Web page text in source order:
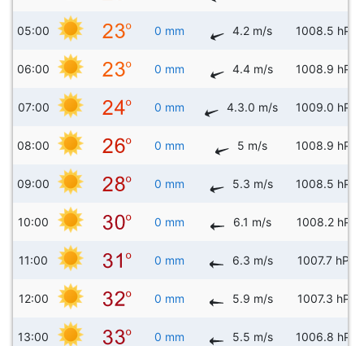
05:00 0 mm 4.2 m/s 1008.5 hPa
06:00 0 mm 4.4 m/s 1008.9 hPa
07:00 0 mm 4.3.0 m/s 1009.0 hPa
08:00 0 mm 5 m/s 1008.9 hPa
09:00 0 mm 5.3 m/s 1008.5 hPa
10:00 0 mm 6.1 m/s 1008.2 hPa
11:00 0 mm 6.3 m/s 1007.7 hPa
12:00 0 mm 5.9 m/s 1007.3 hPa
13:00 0 mm 5.5 m/s 1006.8 hPa